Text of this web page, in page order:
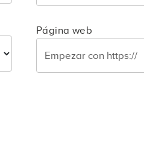
Página web